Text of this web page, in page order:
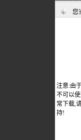
您
注意:由
不可以
常下载,
持!